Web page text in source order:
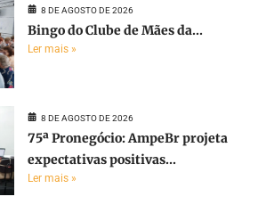
8 DE AGOSTO DE 2026
Bingo do Clube de Mães da...
Ler mais »
8 DE AGOSTO DE 2026
75ª Pronegócio: AmpeBr projeta
expectativas positivas...
Ler mais »